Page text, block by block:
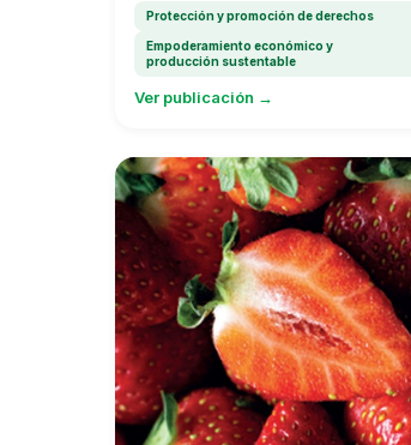
Protección y promoción de derechos
Empoderamiento económico y
producción sustentable
Ver publicación →